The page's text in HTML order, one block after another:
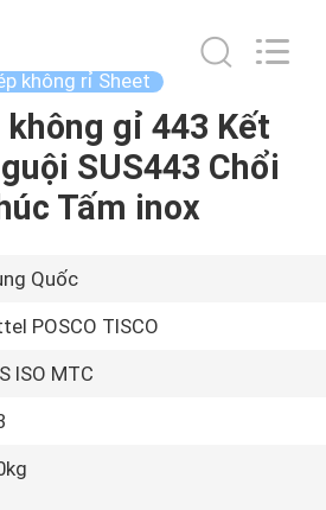
không rỉ Sheet
gỉ 443 Kết
SUS443 Chổi
Tấm inox
Quốc
POSCO TISCO
ISO MTC